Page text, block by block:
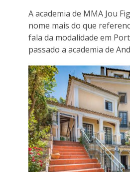
A academia de MMA Jou
nome mais do que
fala da modalidade em
passado a academia de